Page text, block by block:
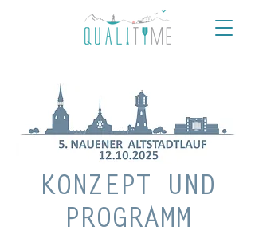
KONZEPT UND
PROGRAMM